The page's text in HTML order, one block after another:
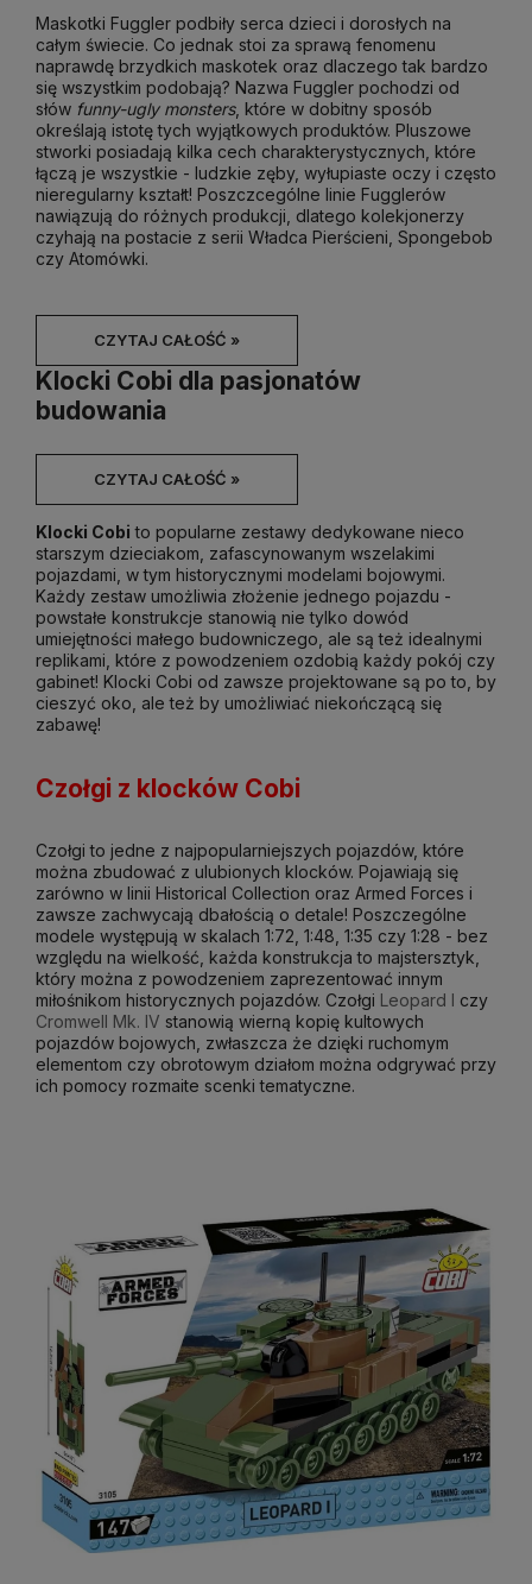
Maskotki Fuggler podbiły serca dzieci i dorosłych na
całym świecie. Co jednak stoi za sprawą fenomenu
naprawdę brzydkich maskotek oraz dlaczego tak bardzo
się wszystkim podobają? Nazwa Fuggler pochodzi od
słów funny-ugly monsters, które w dobitny sposób
określają istotę tych wyjątkowych produktów. Pluszowe
stworki posiadają kilka cech charakterystycznych, które
łączą je wszystkie - ludzkie zęby, wyłupiaste oczy i często
nieregularny kształt! Poszczcególne linie Fugglerów
nawiązują do różnych produkcji, dlatego kolekjonerzy
czyhają na postacie z serii Władca Pierścieni, Spongebob
czy Atomówki.
CZYTAJ CAŁOŚĆ »
Klocki Cobi dla pasjonatów
budowania
CZYTAJ CAŁOŚĆ »
Klocki Cobi to popularne zestawy dedykowane nieco
starszym dzieciakom, zafascynowanym wszelakimi
pojazdami, w tym historycznymi modelami bojowymi.
Każdy zestaw umożliwia złożenie jednego pojazdu -
powstałe konstrukcje stanowią nie tylko dowód
umiejętności małego budowniczego, ale są też idealnymi
replikami, które z powodzeniem ozdobią każdy pokój czy
gabinet! Klocki Cobi od zawsze projektowane są po to, by
cieszyć oko, ale też by umożliwiać niekończącą się
zabawę!
Czołgi z klocków Cobi
Czołgi to jedne z najpopularniejszych pojazdów, które
można zbudować z ulubionych klocków. Pojawiają się
zarówno w linii Historical Collection oraz Armed Forces i
zawsze zachwycają dbałością o detale! Poszczególne
modele występują w skalach 1:72, 1:48, 1:35 czy 1:28 - bez
względu na wielkość, każda konstrukcja to majstersztyk,
który można z powodzeniem zaprezentować innym
miłośnikom historycznych pojazdów. Czołgi Leopard I czy
Cromwell Mk. IV stanowią wierną kopię kultowych
pojazdów bojowych, zwłaszcza że dzięki ruchomym
elementom czy obrotowym działom można odgrywać przy
ich pomocy rozmaite scenki tematyczne.